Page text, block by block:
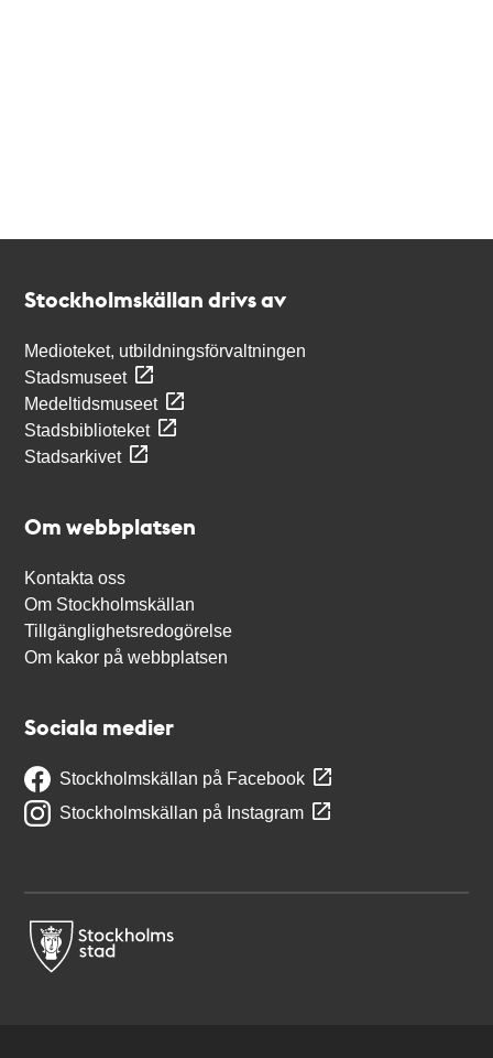
Stockholmskällan drivs av
Medioteket, utbildningsförvaltningen
Stadsmuseet
Medeltidsmuseet
Stadsbiblioteket
Stadsarkivet
Om webbplatsen
Kontakta oss
Om Stockholmskällan
Tillgänglighetsredogörelse
Om kakor på webbplatsen
Sociala medier
Stockholmskällan på Facebook
Stockholmskällan på Instagram